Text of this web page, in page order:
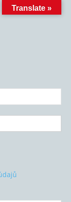
Translate »